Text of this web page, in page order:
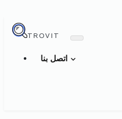
TROVIT